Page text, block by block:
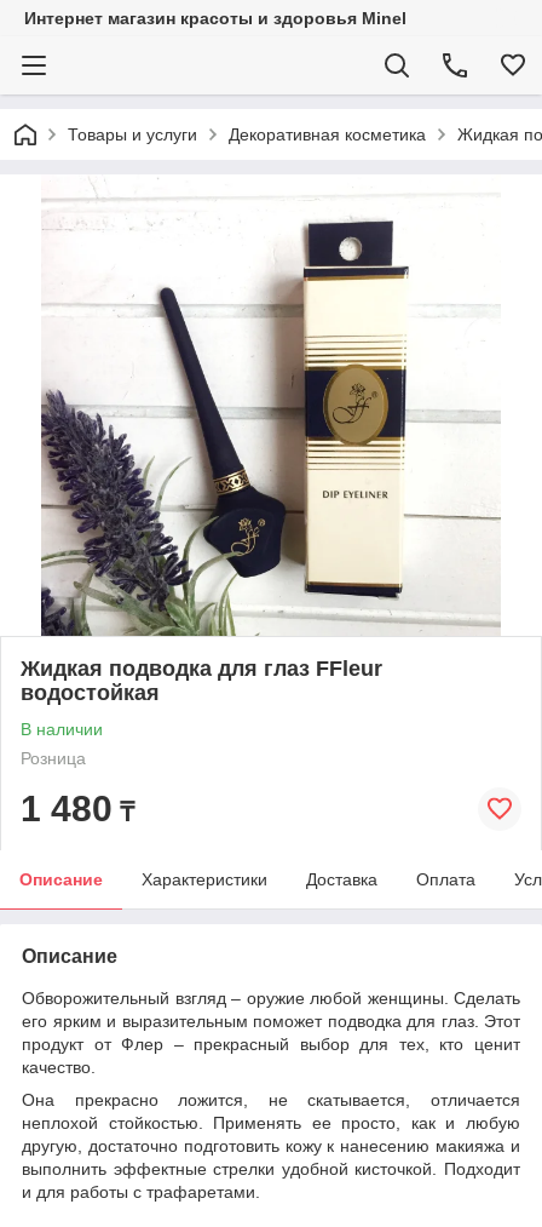
Интернет магазин красоты и здоровья Minel
Товары и услуги Декоративная косметика Жидкая
Жидкая подводка для глаз FFleur
водостойкая
В наличии
Розница
1 480 ₸
Описание Характеристики Доставка Оплата
Описание
Обворожительный взгляд – оружие любой женщины. Сделать
его ярким и выразительным поможет подводка для глаз. Этот
продукт от Флер – прекрасный выбор для тех, кто ценит
качество.
Она прекрасно ложится, не скатывается, отличается
неплохой стойкостью. Применять ее просто, как и любую
другую, достаточно подготовить кожу к нанесению макияжа и
выполнить эффектные стрелки удобной кисточкой. Подходит
и для работы с трафаретами.